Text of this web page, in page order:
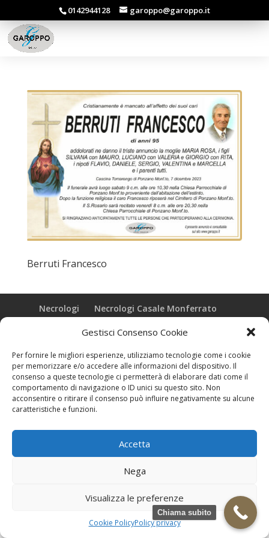
Gestisci Consenso Cookie
Per fornire le migliori esperienze, utilizziamo tecnologie come i cookie
per memorizzare e/o accedere alle informazioni del dispositivo. Il
consenso a queste tecnologie ci permetterà di elaborare dati come il
comportamento di navigazione o ID unici su questo sito. Non
acconsentire o ritirare il consenso può influire negativamente su alcune
caratteristiche e funzioni.
Accetta
Nega
Visualizza le preferenze
Cookie PolicyPolicy privacy
0142944128 garoppo@garoppo.it
Berruti Francesco
Necrologi
Necrologi Casale Monferrato
Necrologi Alessandria
Necrologi Piemonte
Realizzazione grafica e Copyright © zeropensieri local web -
Casale Monferrato info@zeropensieri-cloud
Chiama subito